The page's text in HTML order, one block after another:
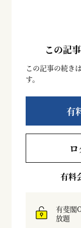
この記
この記事の続き
す。
有
有料
有斐閣
放題